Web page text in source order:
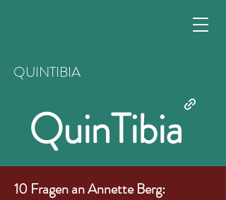
QUINTIBIA
QuinTibia
10 Fragen an Annette Berg: